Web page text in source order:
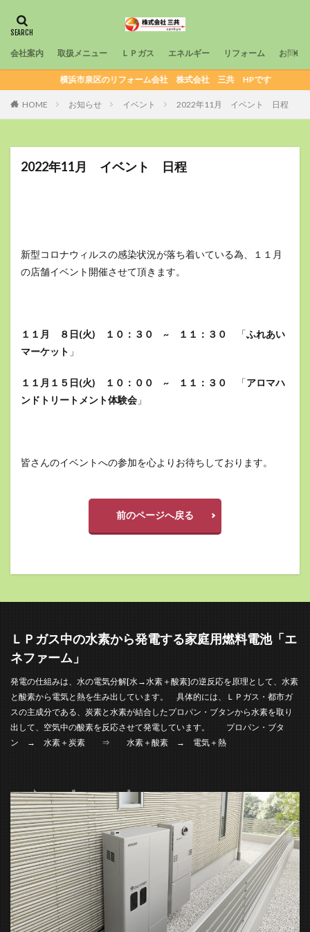
会社案内 取扱メニュー ＬＰガス エネルギー リフォーム お問い
横浜市泉区のリフォーム会社 株式会社 三共 HPです
HOME お知らせ イベント 2022年11月 イベント 日程
2022年11月 イベント 日程
新型コロナウィルスの感染状況が落ち着いている為、１１月
の店舗イベント開催させて頂きます。
１１月 ８日(火) １０：３０ ~ １１：３０ 「ふれあい
マーケット 」
１１月１５日(火) １０：００ ~ １１：３０ 「アロマハ
ンドトリートメント体験会 」
皆さんのイベントへの参加を心よりお待ちしております。
前のページへ戻る
ＬＰガス中の水素から発電する家庭用燃料電池「エ
ネファーム」
発電の仕組みは、水の電気分解[水→水素＋酸素]の逆反応を原理として、水素
と酸素から電気と熱を生み出しています。 具体的には、ＬＰガス・都市ガ
スの主成分である、炭素と水素が結合したプロパン・ブタンから水素を取り
出して、空気中の酸素を反応させて発電しています。 プロパン・ブタ
ン → 水素＋炭素 ⇒ 水素＋酸素 → 電気＋熱
検索